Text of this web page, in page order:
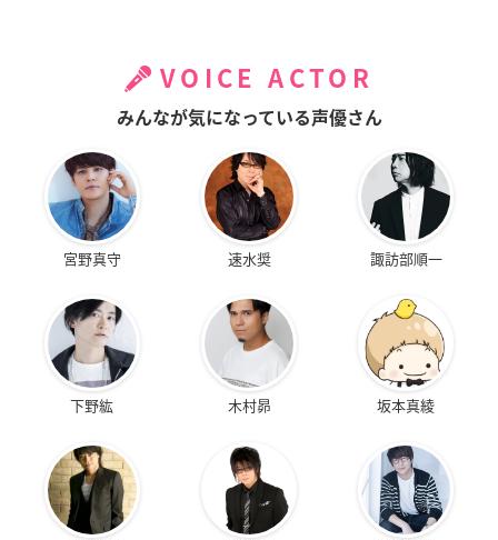
VOICE ACTOR
みんなが気になっている声優さん
宮野真守 速水奨 諏訪部順一
下野紘 木村昴 坂本真綾